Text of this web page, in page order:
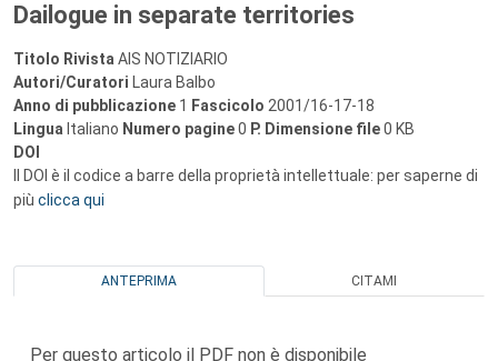
Dailogue in separate territories
Titolo Rivista AIS NOTIZIARIO
Autori/Curatori Laura Balbo
Anno di pubblicazione 1 Fascicolo 2001/16-17-18
Lingua Italiano Numero pagine0 P. Dimensione file0 KB
DOI
Il DOI è il codice a barre della proprietà intellettuale: per saperne di
più clicca qui
ANTEPRIMA CITAMI
Per questo articolo il PDF non è disponibile